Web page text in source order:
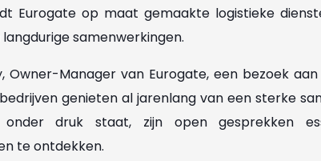
Eurogate op maat gemaakte logistieke
samenwerkingen.
Owner-Manager van Eurogate, een bezoek aan
genieten al jarenlang van een sterke
druk staat, zijn open gesprekken
te ontdekken.